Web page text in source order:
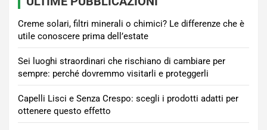
Creme solari, filtri minerali o chimici? Le differenze che è
utile conoscere prima dell’estate
Sei luoghi straordinari che rischiano di cambiare per
sempre: perché dovremmo visitarli e proteggerli
Capelli Lisci e Senza Crespo: scegli i prodotti adatti per
ottenere questo effetto